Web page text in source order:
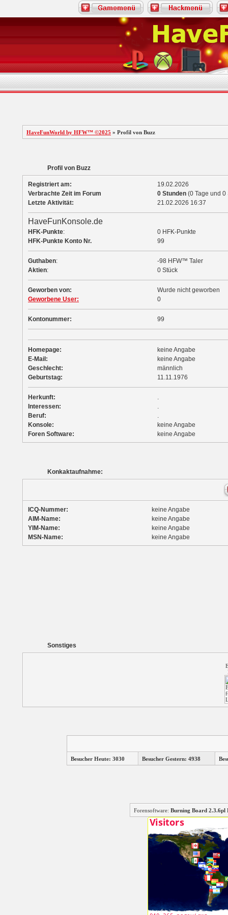
HaveFunWorld by HFW™ ©2025 » Profil von Buzz
Profil von Buzz
Registriert am:
19.02.2026
Verbrachte Zeit im Forum
0 Stunden (0 Tage und
Letzte Aktivität:
21.02.2026 16:37
HaveFunKonsole.de
HFK-Punkte:
0 HFK-Punkte
HFK-Punkte Konto Nr.
99
Guthaben:
-98 HFW™ Taler
Aktien: 0 Stück
Geworben von:
Wurde nicht geworben
Geworbene User:
0
Kontonummer: 99
Homepage:
keine Angabe
E-Mail:
keine Angabe
Geschlecht:
männlich
Geburtstag:
11.11.1976
Herkunft:
.
Interessen:
.
Beruf:
.
Konsole:
keine Angabe
Foren Software:
keine Angabe
Konkaktaufnahme:
ICQ-Nummer:
keine Angabe
AIM-Name:
keine Angabe
YIM-Name:
keine Angabe
MSN-Name:
keine Angabe
Sonstiges
Besucher Heute: 3030 Besucher Gestern: 4938
Forensoftware: Burning Board